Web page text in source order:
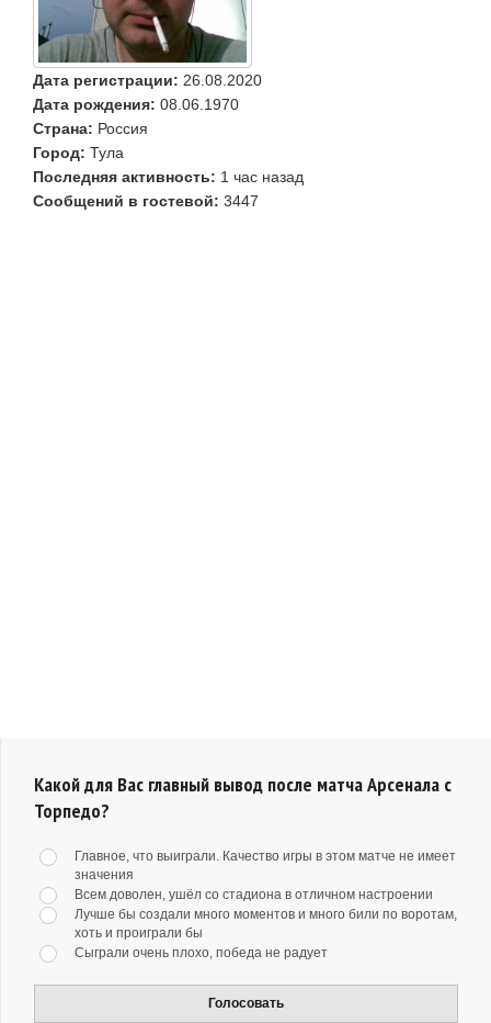
Дата регистрации: 26.08.2020
Дата рождения: 08.06.1970
Страна: Россия
Город: Тула
Последняя активность: 1 час назад
Сообщений в гостевой: 3447
Какой для Вас главный вывод после матча Арсенала с
Торпедо?
Главное, что выиграли. Качество игры в этом матче не имеет
значения
Всем доволен, ушёл со стадиона в отличном настроении
Лучше бы создали много моментов и много били по воротам,
хоть и проиграли бы
Сыграли очень плохо, победа не радует
Голосовать